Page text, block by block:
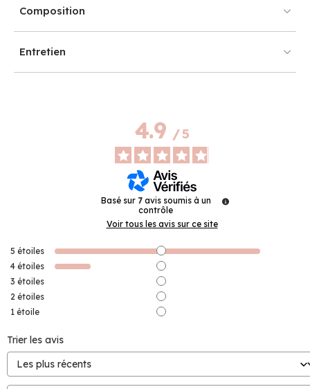
Composition
Entretien
4.9/5
Basé sur 7 avis soumis à un
contrôle
Voir tous les avis sur ce site
5 étoiles
4 étoiles
3 étoiles
2 étoiles
1 étoile
Trier les avis